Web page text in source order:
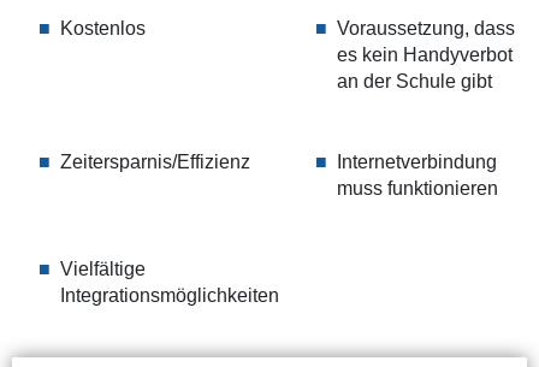
Kostenlos
Voraussetzung, dass
es kein Handyverbot
an der Schule gibt
Zeitersparnis/Effizienz
Internetverbindung
muss funktionieren
Vielfältige
Integrationsmöglichkeiten